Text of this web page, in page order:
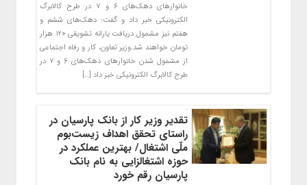
خانوارهای دهک‌های ۶ و ۷ در طرح کالابرگ
الکترونیکی خبر داد و گفت: دهک‌های ششم و
هفتم نیز مشمول دریافت یارانه تشویقی ۱۲۰ هزار
تومان خواهند شد.وزیر تعاون، کار و رفاه اجتماعی
از مشمول شدن خانوارهای دهک‌های ۶ و ۷ در
طرح کالابرگ الکترونیکی خبر داد […]
تقدیر وزیر کار از بانک پارسیان در
راستای تحقق اهداف زیست‌بوم
ملّی اشتغال/ بهترین عملکرد در
حوزه اشتغالزایی به نام بانک
پارسیان رقم خورد